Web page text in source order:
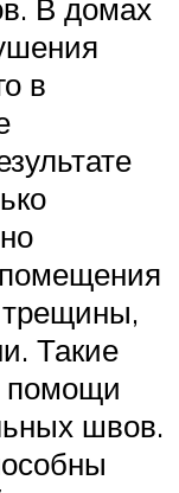
В домах
в
трещины,
Такие
помощи
швов.